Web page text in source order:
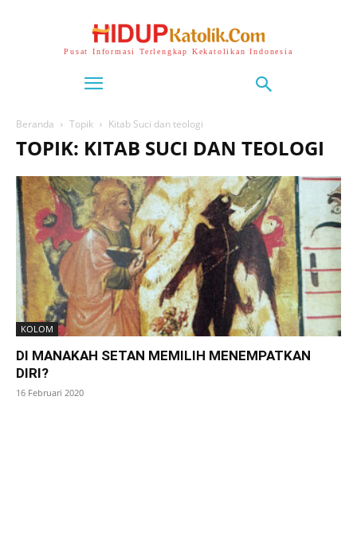
Pusat Informasi Terlengkap Kekatolikan Indonesia
Beranda Topik Kitab Suci dan teologi
TOPIK: KITAB SUCI DAN TEOLOGI
KOLOM
DI MANAKAH SETAN MEMILIH MENEMPATKAN
DIRI?
16 Februari 2020